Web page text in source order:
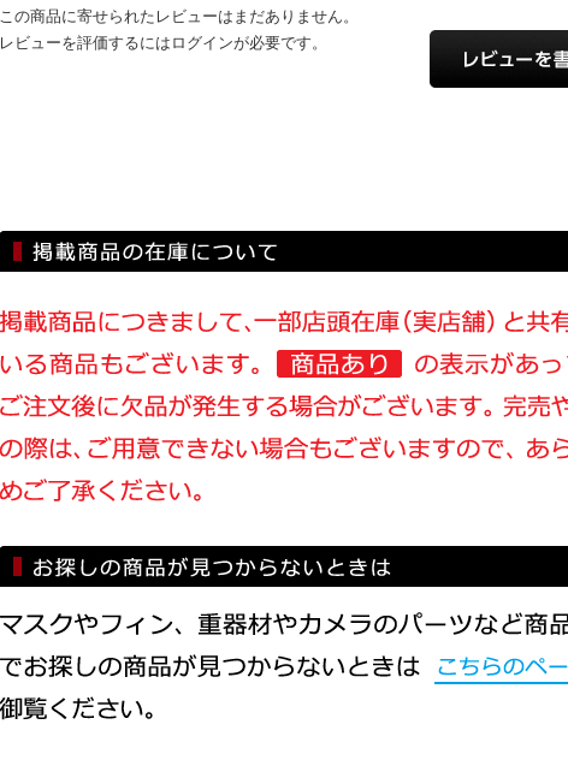
この商品に寄せられたレビューはまだありません。
レビューを評価するにはログインが必要です。